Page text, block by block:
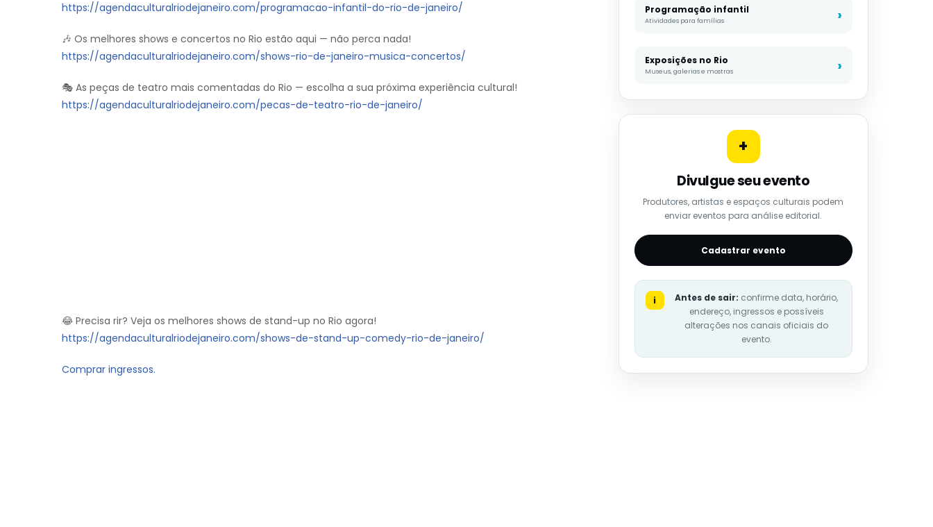
https://agendaculturalriodejaneiro.com/programacao-infantil-do-rio-de-janeiro/
🎶 Os melhores shows e concertos no Rio estão aqui — não perca nada!
https://agendaculturalriodejaneiro.com/shows-rio-de-janeiro-musica-concertos/
🎭 As peças de teatro mais comentadas do Rio — escolha a sua próxima experiência cultural!
https://agendaculturalriodejaneiro.com/pecas-de-teatro-rio-de-janeiro/
😂 Precisa rir? Veja os melhores shows de stand-up no Rio agora!
https://agendaculturalriodejaneiro.com/shows-de-stand-up-comedy-rio-de-janeiro/
Comprar ingressos.
Programação infantil
Atividades para famílias
Exposições no Rio
Museus, galerias e mostras
+
Divulgue seu evento
Produtores, artistas e espaços culturais podem
enviar eventos para análise editorial.
Cadastrar evento
i Antes de sair: confirme data, horário,
endereço, ingressos e possíveis
alterações nos canais oficiais do
evento.